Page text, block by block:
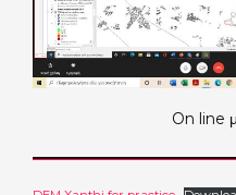
On line